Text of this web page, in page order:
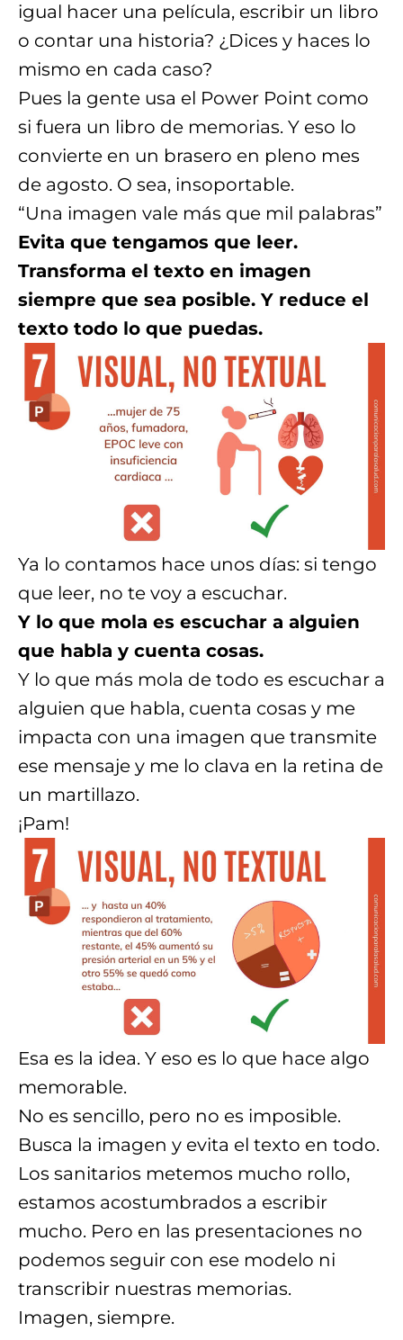
igual hacer una película, escribir un libro
o contar una historia? ¿Dices y haces lo
mismo en cada caso?
Pues la gente usa el Power Point como
si fuera un libro de memorias. Y eso lo
convierte en un brasero en pleno mes
de agosto. O sea, insoportable.
“Una imagen vale más que mil palabras”
Evita que tengamos que leer.
Transforma el texto en imagen
siempre que sea posible. Y reduce el
texto todo lo que puedas.
Ya lo contamos hace unos días: si tengo
que leer, no te voy a escuchar.
Y lo que mola es escuchar a alguien
que habla y cuenta cosas.
Y lo que más mola de todo es escuchar a
alguien que habla, cuenta cosas y me
impacta con una imagen que transmite
ese mensaje y me lo clava en la retina de
un martillazo.
¡Pam!
Esa es la idea. Y eso es lo que hace algo
memorable.
No es sencillo, pero no es imposible.
Busca la imagen y evita el texto en todo.
Los sanitarios metemos mucho rollo,
estamos acostumbrados a escribir
mucho. Pero en las presentaciones no
podemos seguir con ese modelo ni
transcribir nuestras memorias.
Imagen, siempre.